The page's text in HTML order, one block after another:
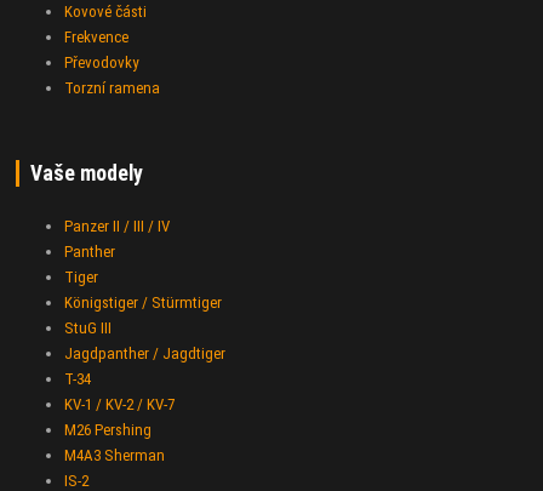
Kovové části
Frekvence
Převodovky
Torzní ramena
Vaše modely
Panzer II / III / IV
Panther
Tiger
Königstiger / Stürmtiger
StuG III
Jagdpanther / Jagdtiger
T-34
KV-1 / KV-2 / KV-7
M26 Pershing
M4A3 Sherman
IS-2